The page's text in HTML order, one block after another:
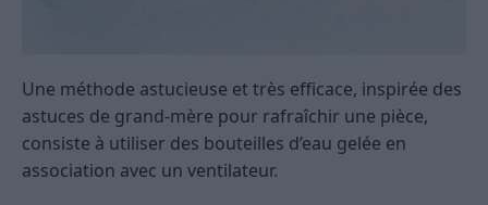
Une méthode astucieuse et très efficace, inspirée des
astuces de grand-mère pour rafraîchir une pièce,
consiste à utiliser des bouteilles d’eau gelée en
association avec un ventilateur.